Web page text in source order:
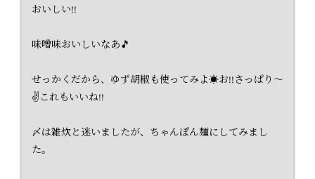
おいしい!!
味噌味おいしいなあ🎵
せっかくだから、ゆず胡椒も使ってみよ☀️お!!さっぱり～
✌️これもいいね!!
〆は雑炊と迷いましたが、ちゃんぽん麺にしてみまし
た。